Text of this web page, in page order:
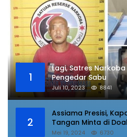
1
Lagi, Satres
Pengedar Sabu
Juli 10, 2023 8841
2
Assiama Presisi,
Tangan Minta di
Mei 19, 2024 6730